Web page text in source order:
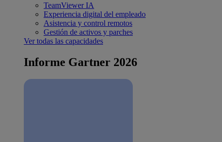
TeamViewer IA
Experiencia digital del empleado
Asistencia y control remotos
Gestión de activos y parches
Ver todas las capacidades
Informe Gartner 2026